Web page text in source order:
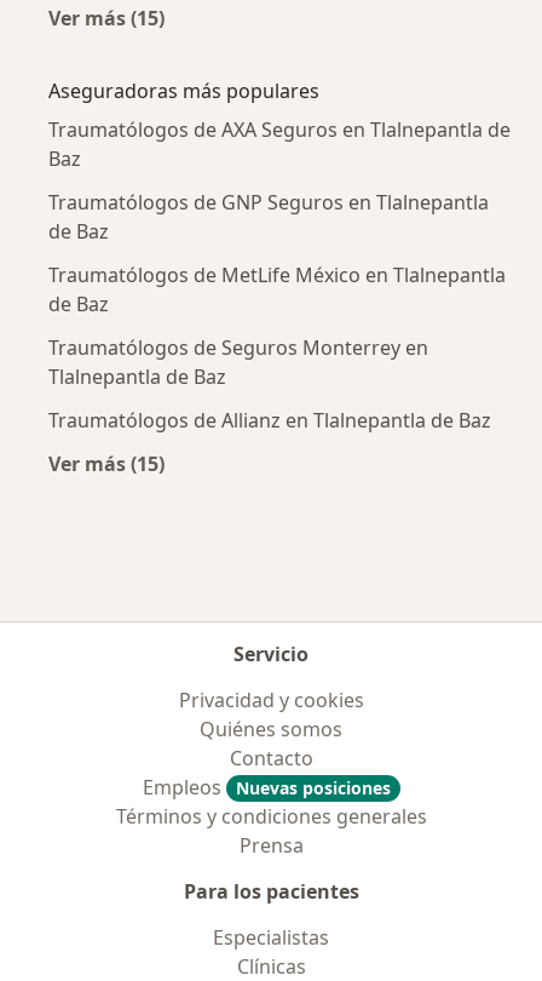
Ver más (15)
Aseguradoras más populares
Traumatólogos de AXA Seguros en Tlalnepantla de
Baz
Traumatólogos de GNP Seguros en Tlalnepantla
de Baz
Traumatólogos de MetLife México en Tlalnepantla
de Baz
Traumatólogos de Seguros Monterrey en
Tlalnepantla de Baz
Traumatólogos de Allianz en Tlalnepantla de Baz
Ver más (15)
Servicio
Privacidad y cookies
Quiénes somos
Contacto
Empleos
Nuevas posiciones
Términos y condiciones generales
Prensa
Para los pacientes
Especialistas
Clínicas